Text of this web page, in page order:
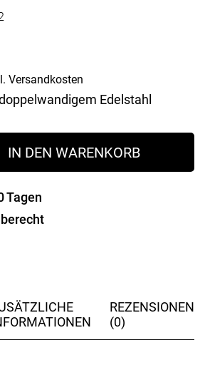
Versandkosten
Edelstahl
IN DEN WARENKORB
Tagen
REZENSIONEN
(0)